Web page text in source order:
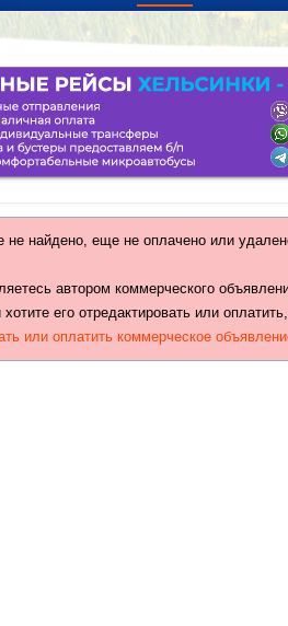
не найдено, еще не оплачено или
автором коммерческого
его отредактировать или
или оплатить коммерческое